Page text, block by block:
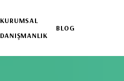
KURUMSAL
DANIŞMANLIK
BLOG